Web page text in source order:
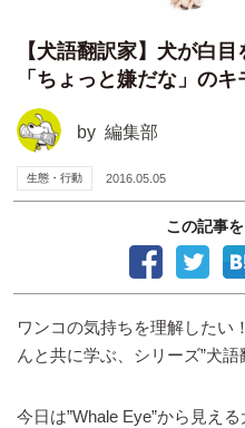
【犬語翻訳家】犬が白
「ちょっと嫌だな」の
by 編集部
生態・行動 2016.05.05
この記事
ワンコの気持ちを理解したい
んと共に学ぶ、シリーズ”犬語
今日は”Whale Eye”から見え